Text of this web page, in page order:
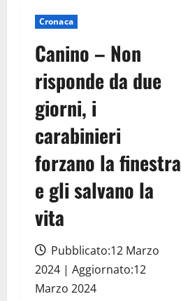
Cronaca
Canino – Non
risponde da due
giorni, i
carabinieri
forzano la finestra
e gli salvano la
vita
Pubblicato:12 Marzo
2024 | Aggiornato:12
Marzo 2024